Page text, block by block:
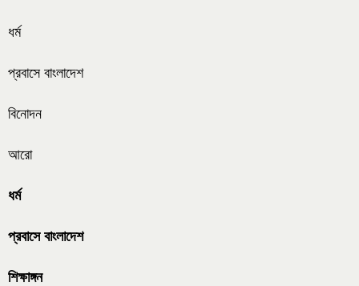
ধর্ম
প্রবাসে বাংলাদেশ
বিনোদন
আরো
ধর্ম
প্রবাসে বাংলাদেশ
শিক্ষাঙ্গন